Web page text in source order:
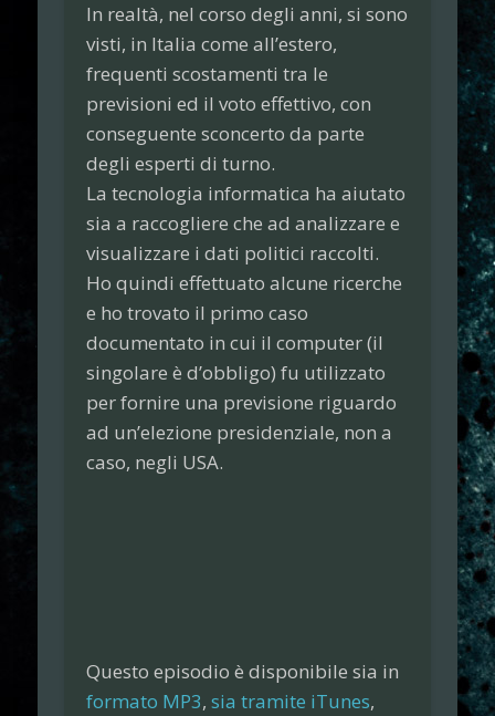
In realtà, nel corso degli anni, si sono
visti, in Italia come all’estero,
frequenti scostamenti tra le
previsioni ed il voto effettivo, con
conseguente sconcerto da parte
degli esperti di turno.
La tecnologia informatica ha aiutato
sia a raccogliere che ad analizzare e
visualizzare i dati politici raccolti.
Ho quindi effettuato alcune ricerche
e ho trovato il primo caso
documentato in cui il computer (il
singolare è d’obbligo) fu utilizzato
per fornire una previsione riguardo
ad un’elezione presidenziale, non a
caso, negli USA.
Questo episodio è disponibile sia in
formato MP3,sia tramite iTunes,